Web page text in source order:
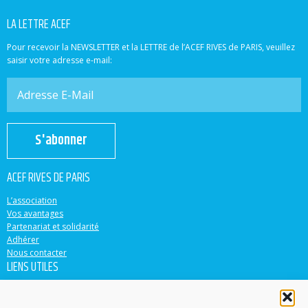
LA LETTRE ACEF
Pour recevoir la NEWSLETTER et la LETTRE de l’ACEF RIVES de PARIS, veuillez
saisir votre adresse e-mail:
S'abonner
ACEF RIVES DE PARIS
L’association
Vos avantages
Partenariat et solidarité
Adhérer
Nous contacter
LIENS UTILES